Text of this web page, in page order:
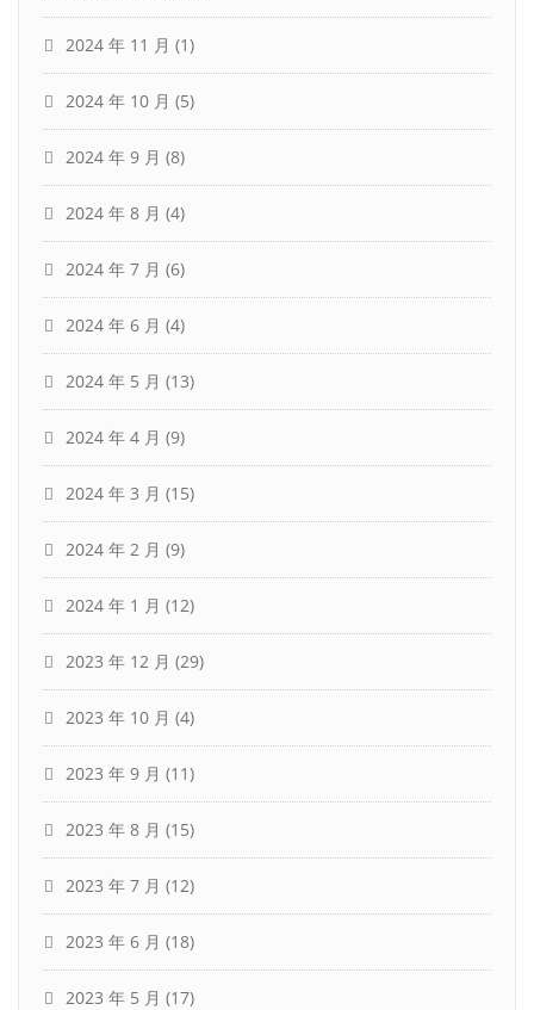
2024 年 11 月 (1)
2024 年 10 月 (5)
2024 年 9 月 (8)
2024 年 8 月 (4)
2024 年 7 月 (6)
2024 年 6 月 (4)
2024 年 5 月 (13)
2024 年 4 月 (9)
2024 年 3 月 (15)
2024 年 2 月 (9)
2024 年 1 月 (12)
2023 年 12 月 (29)
2023 年 10 月 (4)
2023 年 9 月 (11)
2023 年 8 月 (15)
2023 年 7 月 (12)
2023 年 6 月 (18)
2023 年 5 月 (17)